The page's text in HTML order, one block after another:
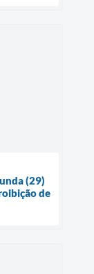
(29)
de